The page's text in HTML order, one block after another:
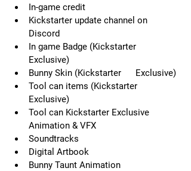
In-game credit
Kickstarter update channel on
Discord
In game Badge (Kickstarter
Exclusive)
Bunny Skin (Kickstarter      Exclusive)
Tool can items (Kickstarter
Exclusive)
Tool can Kickstarter Exclusive
Animation & VFX
Soundtracks
Digital Artbook
Bunny Taunt Animation